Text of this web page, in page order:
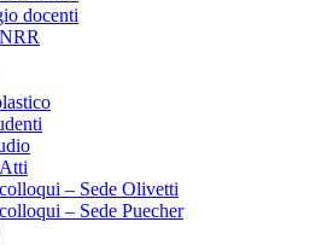
docenti
– Sede Olivetti
– Sede Puecher